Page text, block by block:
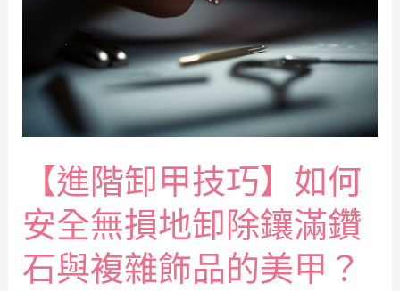
【進階卸甲技巧】如何
安全無損地卸除鑲滿鑽
石與複雜飾品的美甲？